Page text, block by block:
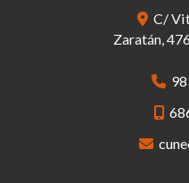
C/
Zaratán